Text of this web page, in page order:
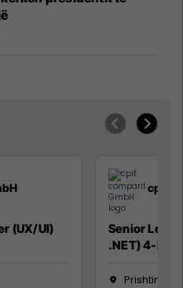
(UX/UI)
cpit
Senior Lead
.NET) 4-
Prishtinë